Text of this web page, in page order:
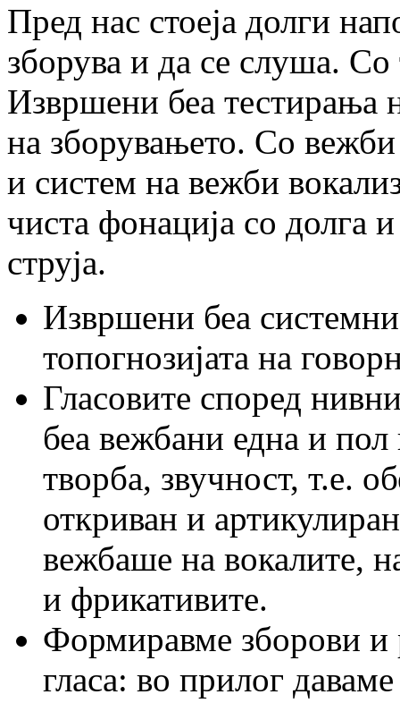
Пред нас стоеја долги
зборува и да се слуша.
Извршени беа тестирања
на зборувањето. Со
и систем на вежби
чиста фонација со долга
струја.
Извршени беа системни
топогнозијата на
Гласовите според
беа вежбани една и
творба, звучност, т.е.
откриван и
вежбаше на вокалите,
и фрикативите.
Формиравме зборови и
гласа: во прилог